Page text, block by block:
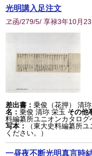
光明講入足注文
ヱ函/279/5/ 享禄3年10月23
差出書：乗俊（花押） 清
名：乗俊 清珎 栄玉 その他
料編纂所ユニオンカタログ
写本：
（東大史料編纂所
ください。）
一昼夜不断光明真言時